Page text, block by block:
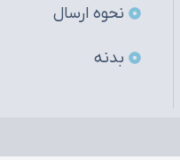
نحوه ارسال
بدنه